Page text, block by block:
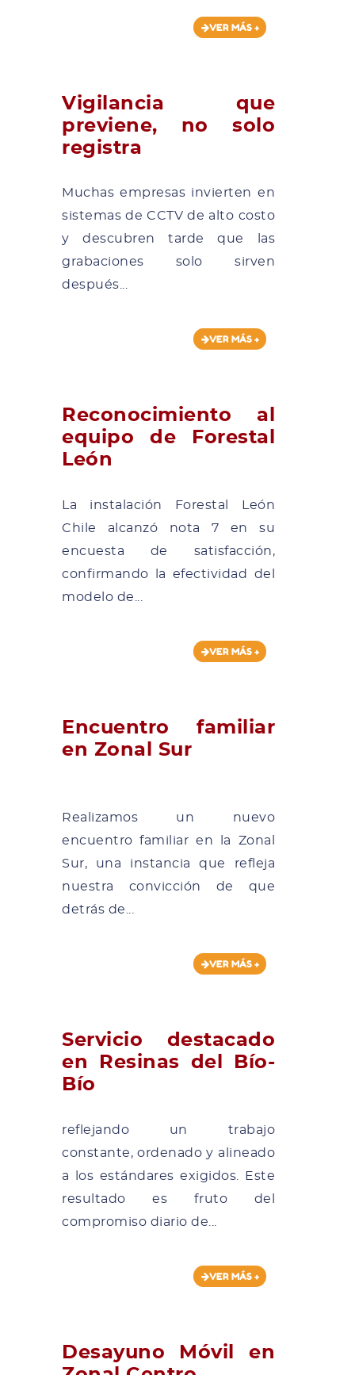
VER MÁS +
Vigilancia que
previene, no solo
registra
Muchas empresas invierten en
sistemas de CCTV de alto costo
y descubren tarde que las
grabaciones solo sirven
después...
VER MÁS +
Reconocimiento al
equipo de Forestal
León
La instalación Forestal León
Chile alcanzó nota 7 en su
encuesta de satisfacción,
confirmando la efectividad del
modelo de...
VER MÁS +
Encuentro familiar
en Zonal Sur
Realizamos un nuevo
encuentro familiar en la Zonal
Sur, una instancia que refleja
nuestra convicción de que
detrás de...
VER MÁS +
Servicio destacado
en Resinas del Bío-
Bío
reflejando un trabajo
constante, ordenado y alineado
a los estándares exigidos. Este
resultado es fruto del
compromiso diario de...
VER MÁS +
Desayuno Móvil en